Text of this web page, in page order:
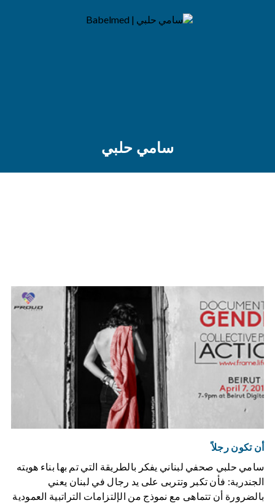
سامي حلبي
أن تكون رجلاً
سامي حلبي صحفي لبناني يفكر بالطريقة التي تم بها بناء هويته
الجندرية: فأن تكبر وتتربى على يد رجال في لبنان يعني
بالضرورة أن تتماهى مع نموذج من الإلتزامات التراتبية العمودية